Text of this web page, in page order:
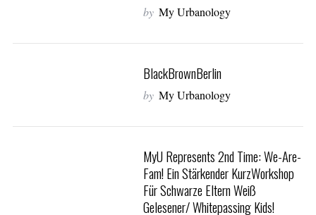
by My Urbanology
BlackBrownBerlin
by My Urbanology
MyU Represents 2nd Time: We-Are-
Fam! Ein Stärkender KurzWorkshop
Für Schwarze Eltern Weiß
Gelesener/ Whitepassing Kids!